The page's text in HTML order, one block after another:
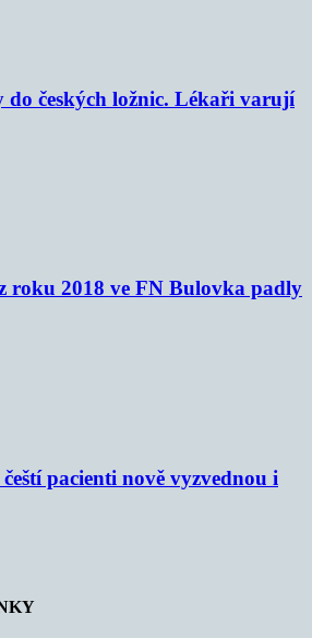
českých ložnic. Lékaři varují
roku 2018 ve FN Bulovka padly
pacienti nově vyzvednou i